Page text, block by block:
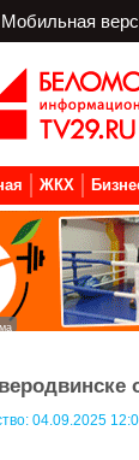
Мобильная
ЖКХ
04.09.2025